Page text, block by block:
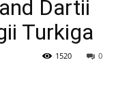
Dartii
Turkiga
0
1520